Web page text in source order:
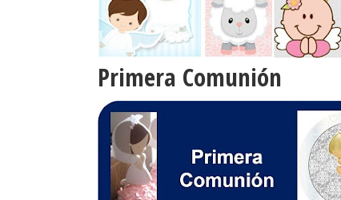
Primera Comunión